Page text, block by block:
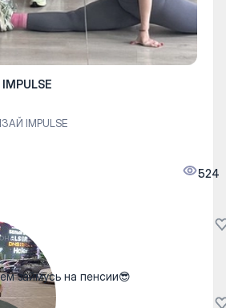
IMPULSE
524
займусь на пенсии😎